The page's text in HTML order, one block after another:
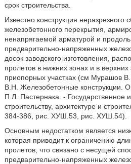
срок строительства.
Известно конструкция неразрезного
железобетонного перекрытия,
ненапрягаемой арматурой и
предварительно-напряженных
досок заводского изготовления,
пролетов в нижних зонах и в
приопорных участках (см Мурашов
В.Н. Железобетонные конструкции.
П.Л. Пастернака. - Государственное
строительству, архитектуре и
384-386, рис. ХУШ.53, рис. ХУШ.54).
Основным недостатком является
которая приводит к ограничению
пролетов, что связано с несущей
предварительно-напряженных